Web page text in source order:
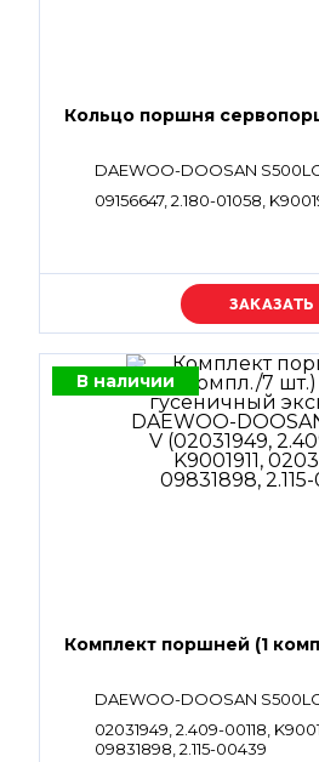
Кольцо поршня
DAEWOO-DOOSAN
09156647, 2.180-01058,
Уточняйте
В наличии
Комплект поршней (1
DAEWOO-DOOSAN
02031949, 2.409-00118,
09831898, 2.115-00439